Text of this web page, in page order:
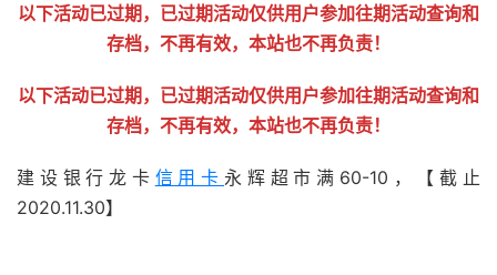
以下活动已过期，已过期活动仅供用户参加往期活动查询和
存档，不再有效，本站也不再负责！
以下活动已过期，已过期活动仅供用户参加往期活动查询和
存档，不再有效，本站也不再负责！
建设银行龙卡 信用卡 永辉超市满60-10，【截止
2020.11.30】